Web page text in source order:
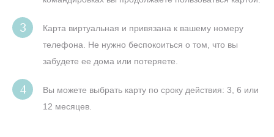
Карта виртуальная и привязана к вашему номеру
телефона. Не нужно беспокоиться о том, что вы
забудете ее дома или потеряете.
Вы можете выбрать карту по сроку действия: 3, 6 или
12 месяцев.